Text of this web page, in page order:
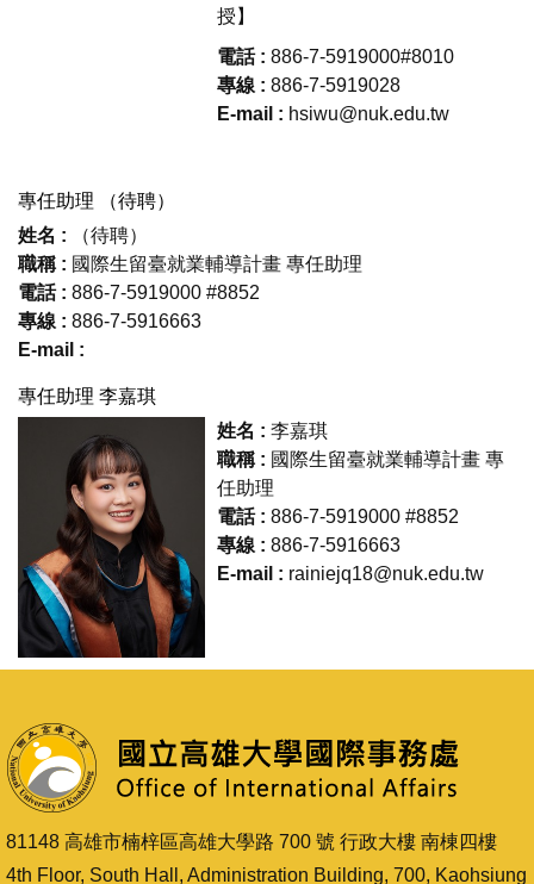
授】
電話 : 886-7-5919000#8010
專線 : 886-7-5919028
E-mail : hsiwu@nuk.edu.tw
專任助理 （待聘）
姓名 : （待聘）
職稱: 國際生留臺就業輔導計畫 專任助理
電話: 886-7-5919000 #8852
專線 : 886-7-5916663
E-mail :
專任助理 李嘉琪
姓名 : 李嘉琪
職稱: 國際生留臺就業輔導計畫 專
任助理
電話: 886-7-5919000 #8852
專線 : 886-7-5916663
E-mail : rainiejq18@nuk.edu.tw
81148 高雄市楠梓區高雄大學路 700 號 行政大樓 南棟四樓
4th Floor, South Hall, Administration Building, 700, Kaohsiung